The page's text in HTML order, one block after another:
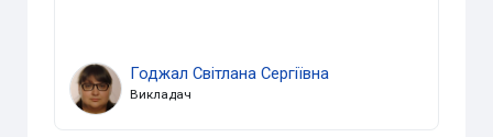
Годжал Світлана Сергіївна
Викладач